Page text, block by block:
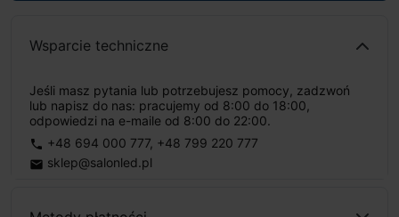
Wsparcie techniczne
Jeśli masz pytania lub potrzebujesz pomocy, zadzwoń
lub napisz do nas: pracujemy od 8:00 do 18:00,
odpowiedzi na e-maile od 8:00 do 22:00.
phone +48 694 000 777, +48 799 220 777
email sklep@salonled.pl